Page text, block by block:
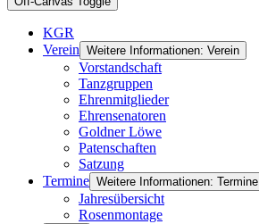
KGR
Verein Weitere Informationen: Verein
Vorstandschaft
Tanzgruppen
Ehrenmitglieder
Ehrensenatoren
Goldner Löwe
Patenschaften
Satzung
Termine Weitere Informationen: Termine
Jahresübersicht
Rosenmontage